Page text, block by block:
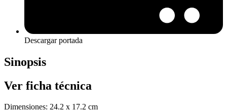
Descargar portada
Sinopsis
Ver ficha técnica
Dimensiones: 24.2 x 17.2 cm